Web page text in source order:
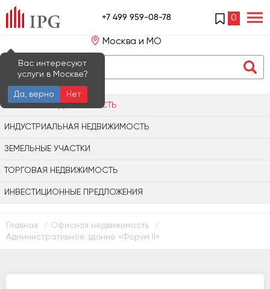
+7 499 959-08-78 0
Москва и МО
Вас интересуют
услуги в Москве?
Да, верно
Нет
ОФИСНАЯ НЕДВИЖИМОСТЬ
ИНДУСТРИАЛЬНАЯ НЕДВИЖИМОСТЬ
ЗЕМЕЛЬНЫЕ УЧАСТКИ
ТОРГОВАЯ НЕДВИЖИМОСТЬ
ИНВЕСТИЦИОННЫЕ ПРЕДЛОЖЕНИЯ
Главная / Офисная недвижимость /
Административное здание «Форум II»